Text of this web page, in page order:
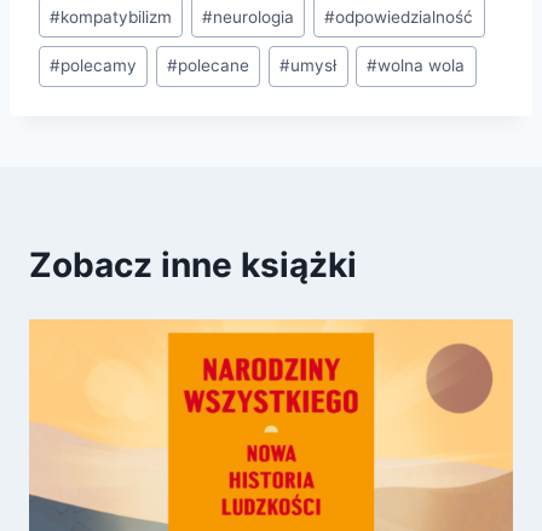
#kompatybilizm #neurologia #odpowiedzialność
#polecamy #polecane #umysł #wolna wola
Zobacz inne książki